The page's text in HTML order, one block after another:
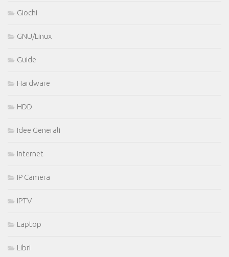
Giochi
GNU/Linux
Guide
Hardware
HDD
Idee Generali
Internet
IP Camera
IPTV
Laptop
Libri